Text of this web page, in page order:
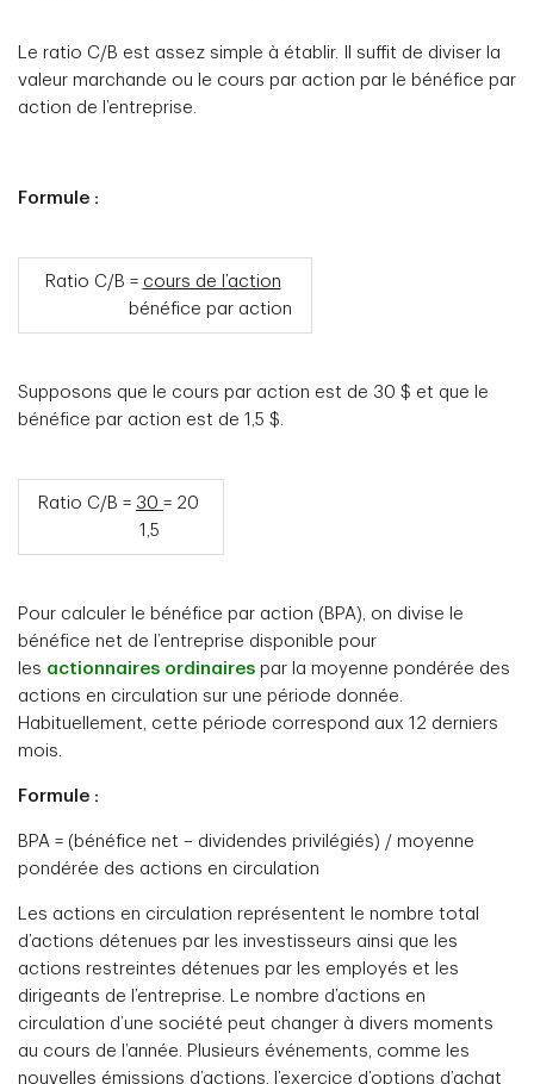
Le ratio C/B est assez simple à établir. Il suffit de diviser la
valeur marchande ou le cours par action par le bénéfice par
action de l’entreprise.
Formule :
Ratio C/B = cours de l’action
bénéfice par action
Supposons que le cours par action est de 30 $ et que le
bénéfice par action est de 1,5 $.
Ratio C/B = 30 = 20
1,5
Pour calculer le bénéfice par action (BPA), on divise le
bénéfice net de l’entreprise disponible pour
les actionnaires ordinaires par la moyenne pondérée des
actions en circulation sur une période donnée.
Habituellement, cette période correspond aux 12 derniers
mois.
Formule :
BPA = (bénéfice net – dividendes privilégiés) / moyenne
pondérée des actions en circulation
Les actions en circulation représentent le nombre total
d’actions détenues par les investisseurs ainsi que les
actions restreintes détenues par les employés et les
dirigeants de l’entreprise. Le nombre d’actions en
circulation d’une société peut changer à divers moments
au cours de l’année. Plusieurs événements, comme les
nouvelles émissions d’actions, l’exercice d’options d’achat